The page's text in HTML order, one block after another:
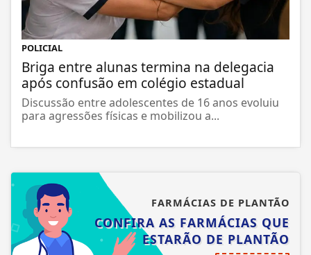
POLICIAL
Briga entre alunas termina na delegacia
após confusão em colégio estadual
Discussão entre adolescentes de 16 anos evoluiu
para agressões físicas e mobilizou a...
FARMÁCIAS DE PLANTÃO
CONFIRA AS FARMÁCIAS QUE
ESTARÃO DE PLANTÃO